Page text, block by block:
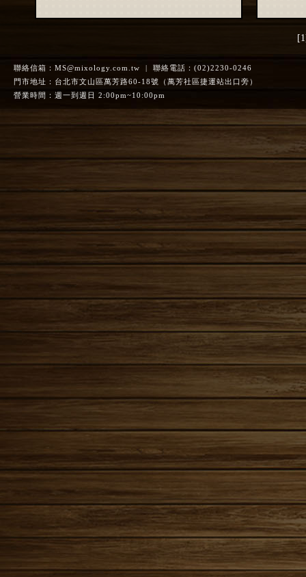
聯絡信箱： MS@mixology.com.tw | 聯絡電話：(02)2230-0246
門市地址：台北市文山區萬芳路60-18號（萬芳社區捷運站出口旁）
營業時間：週一到週日 2:00pm~10:00pm